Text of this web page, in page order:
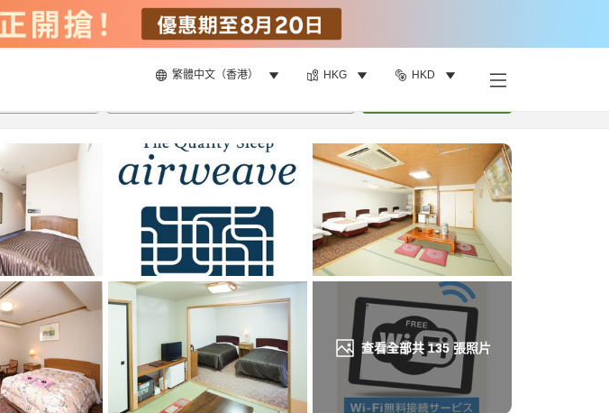
繁體中文（香港） HKG HKD
查看全部共135張照片